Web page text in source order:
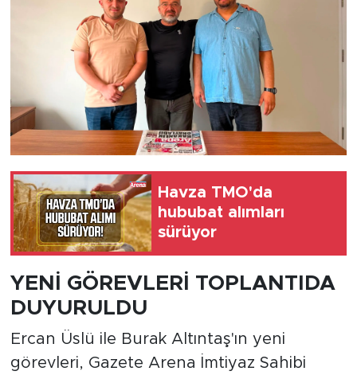
Havza TMO'da
hububat alımları
sürüyor
YENİ GÖREVLERİ TOPLANTIDA
DUYURULDU
Ercan Üslü ile Burak Altıntaş'ın yeni
görevleri, Gazete Arena İmtiyaz Sahibi